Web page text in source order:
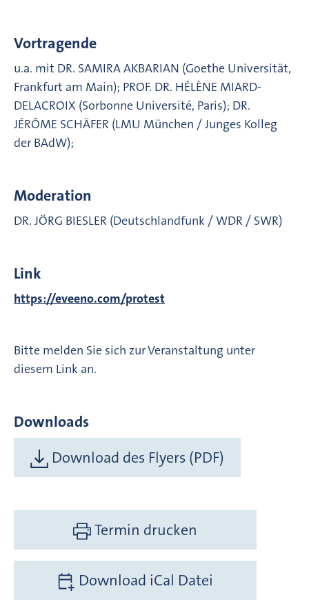
Vortragende
u.a. mit DR. SAMIRA AKBARIAN (Goethe Universität,
Frankfurt am Main); PROF. DR. HÉLÈNE MIARD-
DELACROIX (Sorbonne Université, Paris); DR.
JÉRÔME SCHÄFER (LMU München / Junges Kolleg
der BAdW);
Moderation
DR. JÖRG BIESLER (Deutschlandfunk / WDR / SWR)
Link
https://eveeno.com/protest
Bitte melden Sie sich zur Veranstaltung unter
diesem Link an.
Downloads
Download des Flyers (PDF)
Termin drucken
Download iCal Datei